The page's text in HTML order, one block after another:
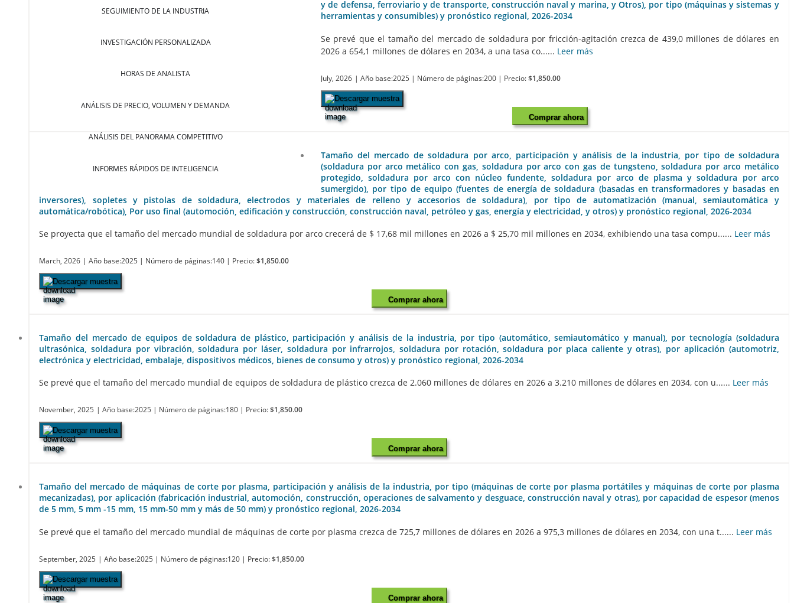
SEGUIMIENTO DE LA INDUSTRIA
INVESTIGACIÓN PERSONALIZADA
HORAS DE ANALISTA
ANÁLISIS DE PRECIO, VOLUMEN Y DEMANDA
ANÁLISIS DEL PANORAMA COMPETITIVO
INFORMES RÁPIDOS DE INTELIGENCIA
y de defensa, ferroviario y de transporte, construcción naval y marina, y Otros), por tipo (máquinas y sistemas y
herramientas y consumibles) y pronóstico regional, 2026-2034
Se prevé que el tamaño del mercado de soldadura por fricción-agitación crezca de 439,0 millones de dólares en
2026 a 654,1 millones de dólares en 2034, a una tasa co...... Leer más
July, 2026 | Año base:2025 | Número de páginas:200 | Precio: $1,850.00
Descargar muestra
Comprar ahora
Tamaño del mercado de soldadura por arco, participación y análisis de la industria, por tipo de soldadura
(soldadura por arco metálico con gas, soldadura por arco con gas de tungsteno, soldadura por arco metálico
protegido, soldadura por arco con núcleo fundente, soldadura por arco de plasma y soldadura por arco
sumergido), por tipo de equipo (fuentes de energía de soldadura (basadas en transformadores y basadas en
inversores), sopletes y pistolas de soldadura, electrodos y materiales de relleno y accesorios de soldadura), por tipo de automatización (manual, semiautomática y
automática/robótica), Por uso final (automoción, edificación y construcción, construcción naval, petróleo y gas, energía y electricidad, y otros) y pronóstico regional, 2026-2034
Se proyecta que el tamaño del mercado mundial de soldadura por arco crecerá de $ 17,68 mil millones en 2026 a $ 25,70 mil millones en 2034, exhibiendo una tasa compu...... Leer más
March, 2026 | Año base:2025 | Número de páginas:140 | Precio:$1,850.00
Descargar muestra
Comprar ahora
Tamaño del mercado de equipos de soldadura de plástico, participación y análisis de la industria, por tipo (automático, semiautomático y manual), por tecnología (soldadura
ultrasónica, soldadura por vibración, soldadura por láser, soldadura por infrarrojos, soldadura por rotación, soldadura por placa caliente y otras), por aplicación (automotriz,
electrónica y electricidad, embalaje, dispositivos médicos, bienes de consumo y otros) y pronóstico regional, 2026-2034
Se prevé que el tamaño del mercado mundial de equipos de soldadura de plástico crezca de 2.060 millones de dólares en 2026 a 3.210 millones de dólares en 2034, con u...... Leer más
November, 2025 | Año base:2025 | Número de páginas:180 | Precio:$1,850.00
Descargar muestra
Comprar ahora
Tamaño del mercado de máquinas de corte por plasma, participación y análisis de la industria, por tipo (máquinas de corte por plasma portátiles y máquinas de corte por plasma
mecanizadas), por aplicación (fabricación industrial, automoción, construcción, operaciones de salvamento y desguace, construcción naval y otras), por capacidad de espesor (menos
de 5 mm, 5 mm -15 mm, 15 mm-50 mm y más de 50 mm) y pronóstico regional, 2026-2034
Se prevé que el tamaño del mercado mundial de máquinas de corte por plasma crezca de 725,7 millones de dólares en 2026 a 975,3 millones de dólares en 2034, con una t...... Leer más
September, 2025 | Año base:2025 | Número de páginas:120 | Precio:$1,850.00
Descargar muestra
Comprar ahora